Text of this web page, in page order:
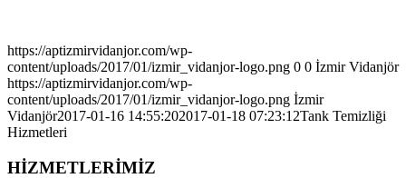
https://aptizmirvidanjor.com/wp-
content/uploads/2017/01/izmir_vidanjor-logo.png 0 0 İzmir Vidanjör
https://aptizmirvidanjor.com/wp-
content/uploads/2017/01/izmir_vidanjor-logo.png İzmir
Vidanjör2017-01-16 14:55:202017-01-18 07:23:12Tank Temizliği
Hizmetleri
HİZMETLERİMİZ